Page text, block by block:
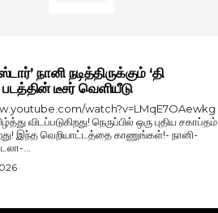
நானி நடித்திருக்கும் ‘தி
டீசர் வெளியீடு
watch?v=LMqE7OAewkg
விடப்படுகிறது! நெருப்பில் ஒரு புதிய சகாப்தம்
இந்த வெறியாட்டத்தை காணுங்கள்!- நானி-
...